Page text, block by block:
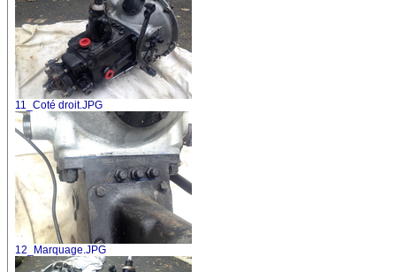
11_Coté droit.JPG
12_Marquage.JPG